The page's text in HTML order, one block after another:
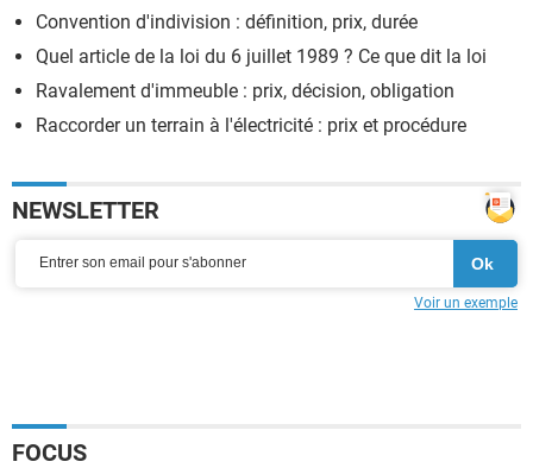
Convention d'indivision : définition, prix, durée
Quel article de la loi du 6 juillet 1989 ? Ce que dit la loi
Ravalement d'immeuble : prix, décision, obligation
Raccorder un terrain à l'électricité : prix et procédure
NEWSLETTER
Voir un exemple
FOCUS